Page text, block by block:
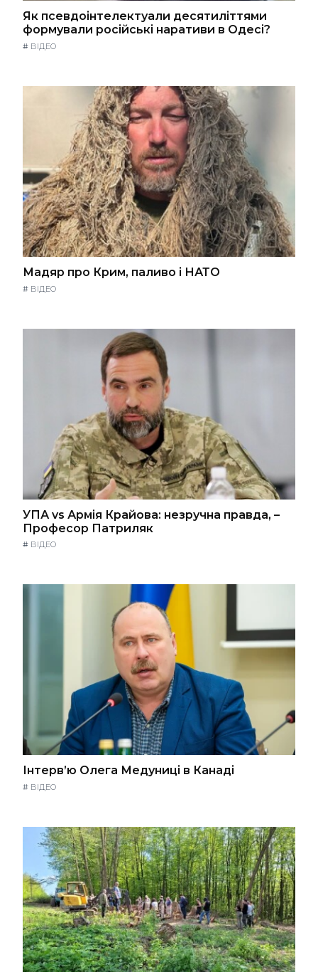
Як псевдоінтелектуали десятиліттями
формували російські наративи в Одесі?
# ВІДЕО
Мадяр про Крим, паливо і НАТО
# ВІДЕО
УПА vs Армія Крайова: незручна правда, –
Професор Патриляк
# ВІДЕО
Інтерв’ю Олега Медуниці в Канаді
# ВІДЕО